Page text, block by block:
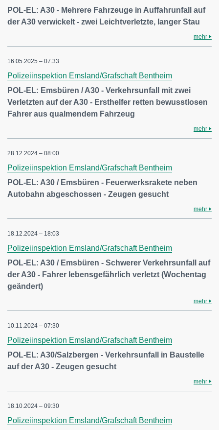
POL-EL: A30 - Mehrere Fahrzeuge in Auffahrunfall auf
der A30 verwickelt - zwei Leichtverletzte, langer Stau
mehr
16.05.2025 – 07:33
Polizeiinspektion Emsland/Grafschaft Bentheim
POL-EL: Emsbüren / A30 - Verkehrsunfall mit zwei
Verletzten auf der A30 - Ersthelfer retten bewusstlosen
Fahrer aus qualmendem Fahrzeug
mehr
28.12.2024 – 08:00
Polizeiinspektion Emsland/Grafschaft Bentheim
POL-EL: A30 / Emsbüren - Feuerwerksrakete neben
Autobahn abgeschossen - Zeugen gesucht
mehr
18.12.2024 – 18:03
Polizeiinspektion Emsland/Grafschaft Bentheim
POL-EL: A30 / Emsbüren - Schwerer Verkehrsunfall auf
der A30 - Fahrer lebensgefährlich verletzt (Wochentag
geändert)
mehr
10.11.2024 – 07:30
Polizeiinspektion Emsland/Grafschaft Bentheim
POL-EL: A30/Salzbergen - Verkehrsunfall in Baustelle
auf der A30 - Zeugen gesucht
mehr
18.10.2024 – 09:30
Polizeiinspektion Emsland/Grafschaft Bentheim